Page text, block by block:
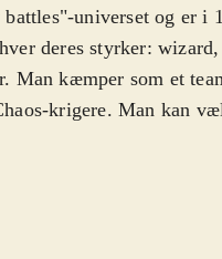
universet og er i
deres styrker: wizard,
Man kæmper som et
krigere. Man kan
kan man finde ekstra